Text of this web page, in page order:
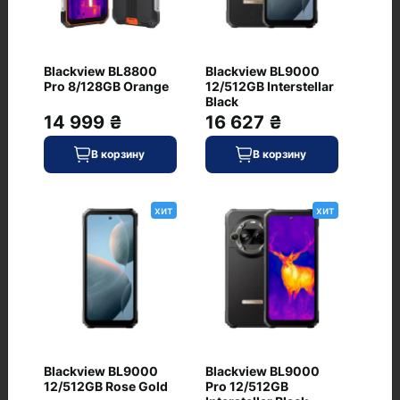
Нет отзывов о данном товаре, станьте
первым, оставьте свой отзыв.
Вопросы и ответы
+ Задать вопрос
Blackview BL8800
Pro 8/128GB Orange
14 999 ₴
В корзину
Blackview BL9000
12/512GB Interstellar
Black
16 627 ₴
В корзину
хит
Blackview BL9000
12/512GB Rose Gold
хит
Blackview BL9000
Pro 12/512GB